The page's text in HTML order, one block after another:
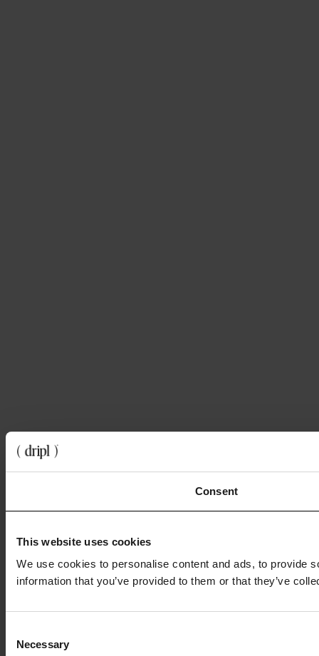
Consent
This website uses cookies
We use cookies to personalise content and ads, to provide
information that you’ve provided to them or that they’ve
Selection
Necessary